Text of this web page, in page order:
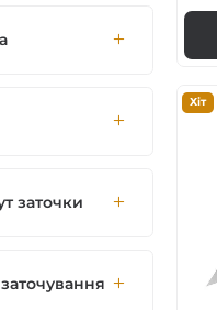
Туристичні
Рибальські
Хіт
заточки